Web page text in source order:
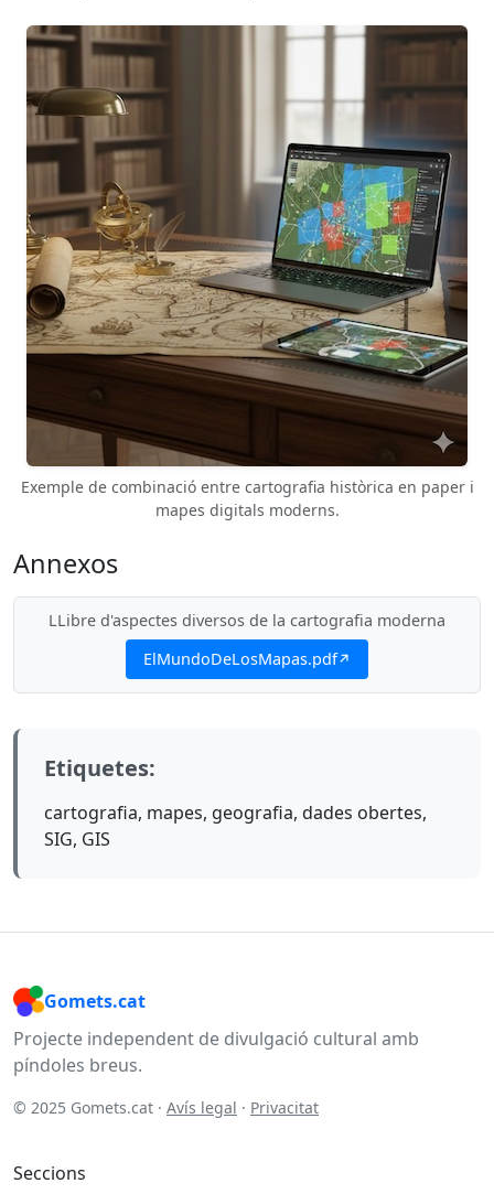
Exemple de combinació entre cartografia històrica en paper i
mapes digitals moderns.
Annexos
LLibre d'aspectes diversos de la cartografia moderna
ElMundoDeLosMapas.pdf
Etiquetes:
cartografia, mapes, geografia, dades obertes,
SIG, GIS
Gomets.cat
Projecte independent de divulgació cultural amb
píndoles breus.
© 2025 Gomets.cat · Avís legal · Privacitat
Seccions